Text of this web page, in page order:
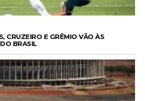
CRUZEIRO E GRÊMIO VÃO ÀS
BRASIL